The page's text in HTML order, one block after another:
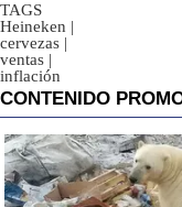
TAGS
Heineken |
cervezas |
ventas |
inflación